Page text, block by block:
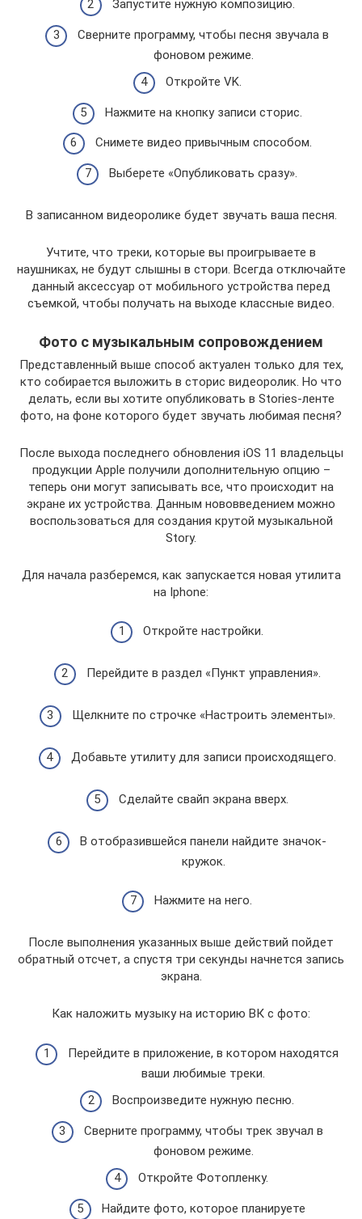
Запустите нужную композицию.
Сверните программу, чтобы песня звучала в
фоновом режиме.
Откройте VK.
Нажмите на кнопку записи сторис.
Снимете видео привычным способом.
Выберете «Опубликовать сразу».
В записанном видеоролике будет звучать ваша песня.
Учтите, что треки, которые вы проигрываете в
наушниках, не будут слышны в стори. Всегда отключайте
данный аксессуар от мобильного устройства перед
съемкой, чтобы получать на выходе классные видео.
Фото с музыкальным сопровождением
Представленный выше способ актуален только для тех,
кто собирается выложить в сторис видеоролик. Но что
делать, если вы хотите опубликовать в Stories-ленте
фото, на фоне которого будет звучать любимая песня?
После выхода последнего обновления iOS 11 владельцы
продукции Apple получили дополнительную опцию –
теперь они могут записывать все, что происходит на
экране их устройства. Данным нововведением можно
воспользоваться для создания крутой музыкальной
Story.
Для начала разберемся, как запускается новая утилита
на Iphone:
Откройте настройки.
Перейдите в раздел «Пункт управления».
Щелкните по строчке «Настроить элементы».
Добавьте утилиту для записи происходящего.
Сделайте свайп экрана вверх.
В отобразившейся панели найдите значок-
кружок.
Нажмите на него.
После выполнения указанных выше действий пойдет
обратный отсчет, а спустя три секунды начнется запись
экрана.
Как наложить музыку на историю ВК с фото:
Перейдите в приложение, в котором находятся
ваши любимые треки.
Воспроизведите нужную песню.
Сверните программу, чтобы трек звучал в
фоновом режиме.
Откройте Фотопленку.
Найдите фото, которое планируете